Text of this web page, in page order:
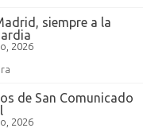
siempre a la
2026
de San Comunicado
2026